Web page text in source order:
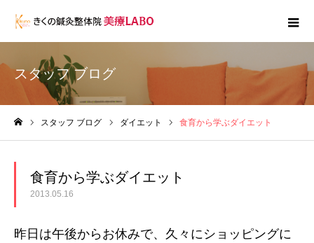
スタッフ ブログ
スタッフ ブログ ダイエット 食育から学ぶダイエット
食育から学ぶダイエット
2013.05.16
昨日は午後からお休みで、久々にショッピングに